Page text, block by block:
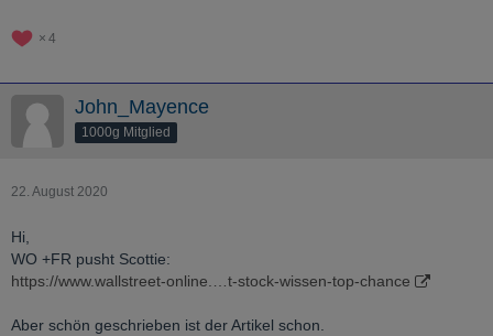
4
John_Mayence
1000g Mitglied
22. August 2020
Hi,
WO +FR pusht Scottie:
https://www.wallstreet-online.…t-stock-wissen-top-chance
Aber schön geschrieben ist der Artikel schon.